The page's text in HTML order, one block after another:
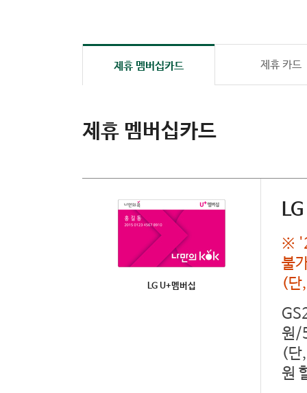
제휴 멤버십카드 제휴 카드
제휴 멤버십카드
LG U+멤버십
※
불
(단
원/
(단
원